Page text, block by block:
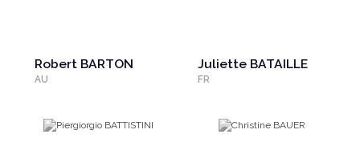
Robert BARTON
AU
Juliette BATAILLE
FR